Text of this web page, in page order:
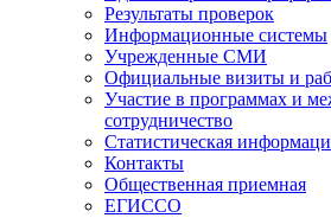
Результаты проверок
Информационные системы
Учрежденные СМИ
Официальные визиты и
Участие в программах и
сотрудничество
Статистическая
Контакты
Общественная приемная
ЕГИССО